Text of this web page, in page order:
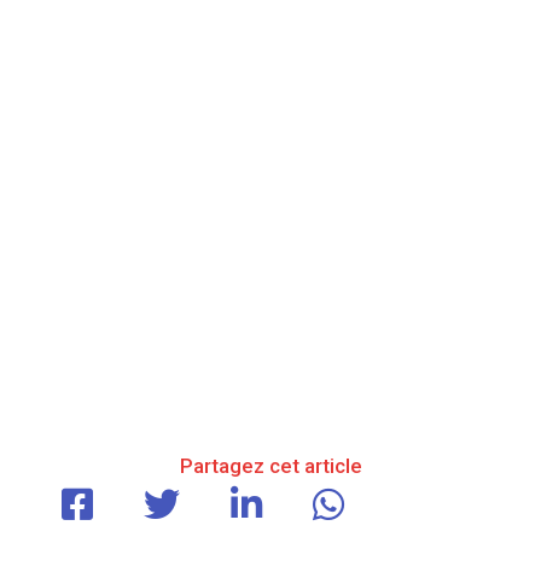
Partagez cet article